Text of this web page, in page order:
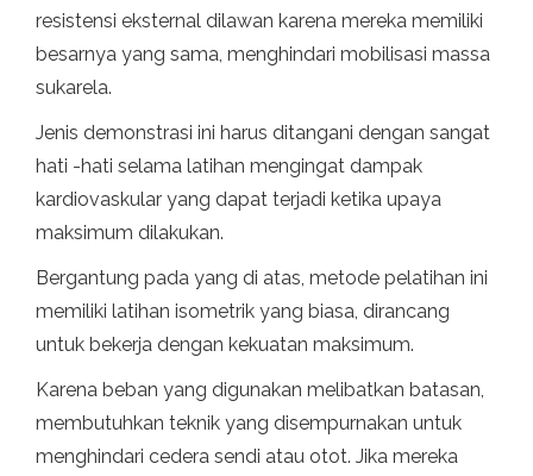
resistensi eksternal dilawan karena mereka memiliki
besarnya yang sama, menghindari mobilisasi massa
sukarela.
Jenis demonstrasi ini harus ditangani dengan sangat
hati -hati selama latihan mengingat dampak
kardiovaskular yang dapat terjadi ketika upaya
maksimum dilakukan.
Bergantung pada yang di atas, metode pelatihan ini
memiliki latihan isometrik yang biasa, dirancang
untuk bekerja dengan kekuatan maksimum.
Karena beban yang digunakan melibatkan batasan,
membutuhkan teknik yang disempurnakan untuk
menghindari cedera sendi atau otot. Jika mereka